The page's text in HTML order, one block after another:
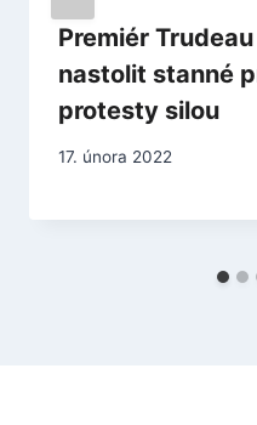
Premiér
nastolit stanné
protesty silou
17. února 2022